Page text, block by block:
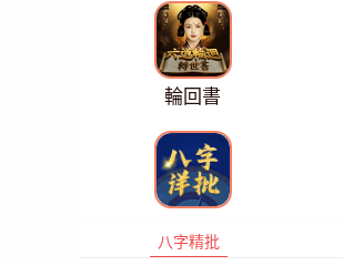
輪回書
八字精批